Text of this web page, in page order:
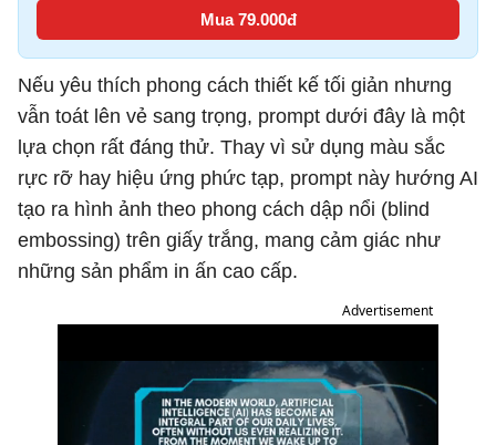
Mua 79.000đ
Nếu yêu thích phong cách thiết kế tối giản nhưng
vẫn toát lên vẻ sang trọng, prompt dưới đây là một
lựa chọn rất đáng thử. Thay vì sử dụng màu sắc
rực rỡ hay hiệu ứng phức tạp, prompt này hướng AI
tạo ra hình ảnh theo phong cách dập nổi (blind
embossing) trên giấy trắng, mang cảm giác như
những sản phẩm in ấn cao cấp.
Advertisement